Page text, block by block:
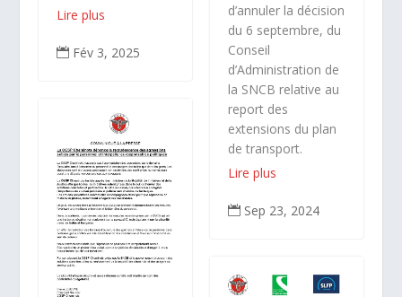
Lire plus
 Fév 3, 2025
d’annuler la décision
du 6 septembre, du
Conseil
d’Administration de
la SNCB relative au
report des
extensions du plan
de transport.
Lire plus
 Sep 23, 2024